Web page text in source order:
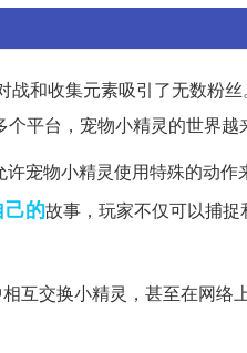
和收集元素吸引了无数粉丝
平台，宠物小精灵的世界越
宠物小精灵使用特殊的动作
己的故事，玩家不仅可以捕
互交换小精灵，甚至在网络